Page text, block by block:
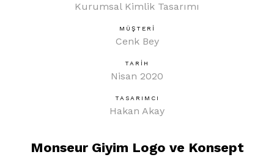
Kurumsal Kimlik Tasarımı
MÜŞTERİ
Cenk Bey
TARİH
Nisan 2020
TASARIMCI
Hakan Akay
Monseur Giyim Logo ve Konsept